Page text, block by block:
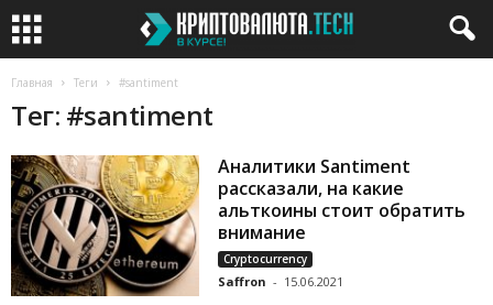
Главная Теги #santiment
Тег: #santiment
Аналитики Santiment
рассказали, на какие
альткоины стоит обратить
внимание
Cryptocurrency
Saffron - 15.06.2021